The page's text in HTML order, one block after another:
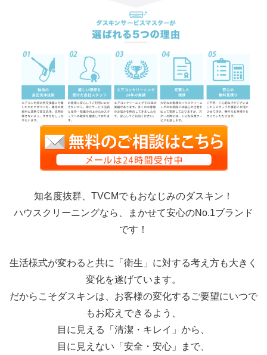
知名度抜群、TVCMでもおなじみのダスキン！
ハウスクリーニングなら、まかせて安心のNo.1ブランド
です！
生活様式が変わると共に「衛生」に対する考え方も大きく
変化を遂げています。
だからこそダスキンは、お客様の変化するご要望にいつで
もお応えできるよう、
目に見える「清潔・キレイ」から、
目に見えない「安全・安心」まで、